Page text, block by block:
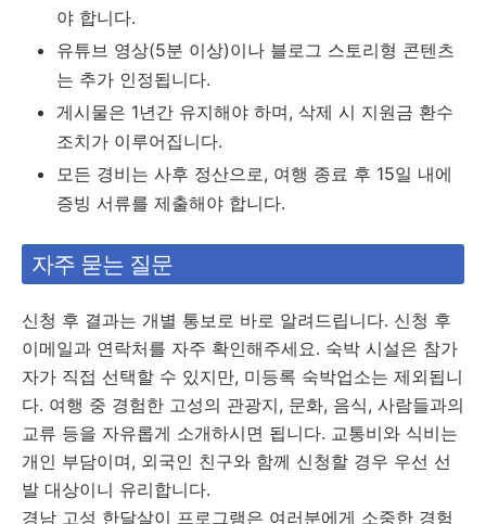
야 합니다.
유튜브 영상(5분 이상)이나 블로그 스토리형 콘텐츠
는 추가 인정됩니다.
게시물은 1년간 유지해야 하며, 삭제 시 지원금 환수
조치가 이루어집니다.
모든 경비는 사후 정산으로, 여행 종료 후 15일 내에
증빙 서류를 제출해야 합니다.
자주 묻는 질문
신청 후 결과는 개별 통보로 바로 알려드립니다. 신청 후
이메일과 연락처를 자주 확인해주세요. 숙박 시설은 참가
자가 직접 선택할 수 있지만, 미등록 숙박업소는 제외됩니
다. 여행 중 경험한 고성의 관광지, 문화, 음식, 사람들과의
교류 등을 자유롭게 소개하시면 됩니다. 교통비와 식비는
개인 부담이며, 외국인 친구와 함께 신청할 경우 우선 선
발 대상이니 유리합니다.
경남 고성 한달살이 프로그램은 여러분에게 소중한 경험